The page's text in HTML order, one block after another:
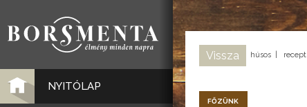
NYITÓLAP
Vissza húsos recept
FŐZÜNK